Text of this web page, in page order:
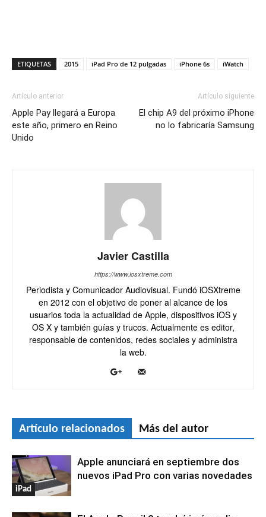
ETIQUETAS 2015 iPad Pro de 12 pulgadas iPhone 6s iWatch
Artículo anterior
Apple Pay llegará a Europa
este año, primero en Reino
Unido
Artículo siguiente
El chip A9 del próximo iPhone
no lo fabricaría Samsung
Javier Castilla
https://www.iosxtreme.com
Periodista y Comunicador Audiovisual. Fundó iOSXtreme
en 2012 con el objetivo de poner al alcance de los
usuarios toda la actualidad de Apple, dispositivos iOS y
OS X y también guías y trucos. Actualmente es editor,
responsable de contenidos, redes sociales y administra
la web.
Artículo relacionados Más del autor
iPad
Apple anunciará en septiembre dos
nuevos iPad Pro con varias novedades